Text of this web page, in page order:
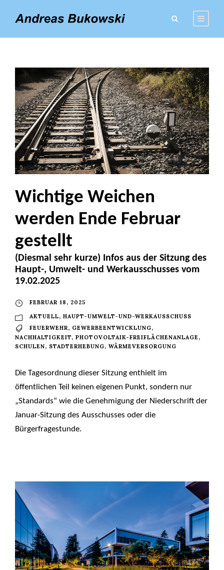
TAG
Stadterhebung
Wichtige Weichen
werden Ende Februar
gestellt
(Diesmal sehr kurze) Infos aus der Sitzung des
Haupt-, Umwelt- und Werkausschusses vom
19.02.2025
FEBRUAR 18, 2025
AKTUELL, HAUPT-UMWELT-UND-WERKAUSSCHUSS
FEUERWEHR, GEWERBEENTWICKLUNG,
NACHHALTIGKEIT, PHOTOVOLTAIK-FREIFLÄCHENANLAGE ,
SCHULEN, STADTERHEBUNG, WÄRMEVERSORGUNG
Die Tagesordnung dieser Sitzung enthielt im
öffentlichen Teil keinen eigenen Punkt, sondern nur
„Standards“ wie die Genehmigung der Niederschrift der
Januar-Sitzung des Ausschusses oder die
Bürgerfragestunde.